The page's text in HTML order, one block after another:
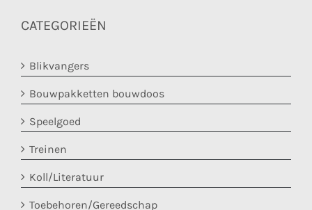
CATEGORIEËN
Blikvangers
Bouwpakketten bouwdoos
Speelgoed
Treinen
Koll/Literatuur
Toebehoren/Gereedschap